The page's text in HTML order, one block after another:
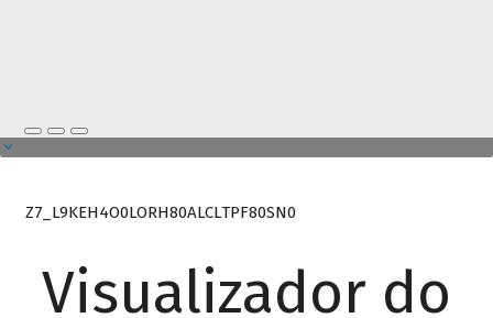
Z7_L9KEH4O0LORH80ALCLTPF80SN0
Visualizador do